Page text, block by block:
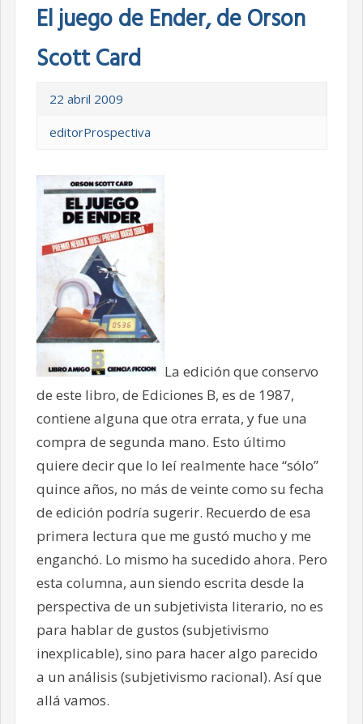
El juego de Ender, de Orson
Scott Card
22 abril 2009
editorProspectiva
La edición que conservo
de este libro, de Ediciones B, es de 1987,
contiene alguna que otra errata, y fue una
compra de segunda mano. Esto último
quiere decir que lo leí realmente hace “sólo”
quince años, no más de veinte como su fecha
de edición podría sugerir. Recuerdo de esa
primera lectura que me gustó mucho y me
enganchó. Lo mismo ha sucedido ahora. Pero
esta columna, aun siendo escrita desde la
perspectiva de un subjetivista literario, no es
para hablar de gustos (subjetivismo
inexplicable), sino para hacer algo parecido
a un análisis (subjetivismo racional). Así que
allá vamos.